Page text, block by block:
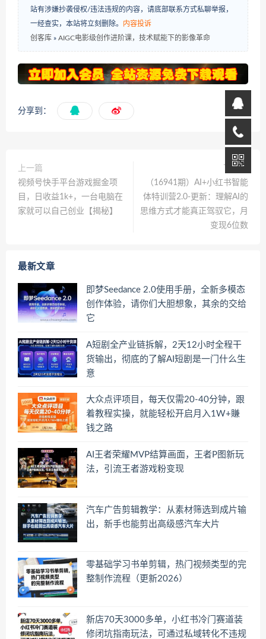
站有涉嫌抄袭侵权/违法违规的内容，请底部联系方式私聊举报，
一经查实，本站将立刻删除。
内容投诉
创客库 » AIGC电影级创作进阶课，技术赋能下的影像革命
分享到：
上一篇
视频号快手平台游戏掘金项
目，日收益1k+，一台电脑在
家就可以自己创业【揭秘】
下一篇
（16941期）AI+小红书智能
体特训营2.0-更新：理解AI的
思维方式才能真正驾驭它，月
变现6位数
最新文章
即梦Seedance 2.0使用手册，全新多模态
创作体验，请你们大胆想象，其余的交给
它
A短剧全产业链拆解，2天12小时全程干
货输出，彻底的了解AI短剧是一门什么生
意
大众点评项目，每天仅需20-40分钟，跟
着教程实操，就能轻松开启月入1W+賺
钱之路
AI王者荣耀MVP结算画面，王者P图新玩
法，引流王者游戏粉变现
汽车广告剪辑教学：从素材筛选到成片输
出，新手也能剪出高级感汽车大片
零基础学习书单剪辑，热门视频类型的完
整制作流程（更新2026）
新店70天3000多单，小红书冷门赛道装
修闭坑指南玩法，可通过私域转化不违规